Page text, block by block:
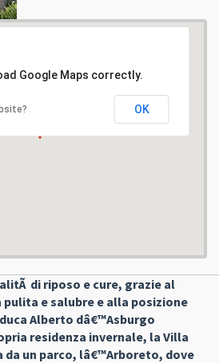
Google Maps correctly.
OK
di riposo e cure, grazie al
e salubre e alla posizione
Alberto dâ€™Asburgo
residenza invernale, la Villa
da un parco, lâ€™Arboreto, dove